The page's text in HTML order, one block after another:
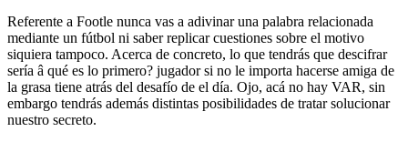
Referente a Footle nunca vas a adivinar una palabra relacionada
mediante un fútbol ni saber replicar cuestiones sobre el motivo
siquiera tampoco. Acerca de concreto, lo que tendrás que descifrar
serí­a â qué es lo primero? jugador si no le importa hacerse amiga de
la grasa tiene atrás del desafío de el día. Ojo, acá no hay VAR, sin
embargo tendrás además distintas posibilidades de tratar solucionar
nuestro secreto.